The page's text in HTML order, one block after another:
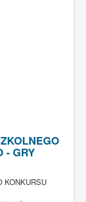
- GRY
KONKURSU